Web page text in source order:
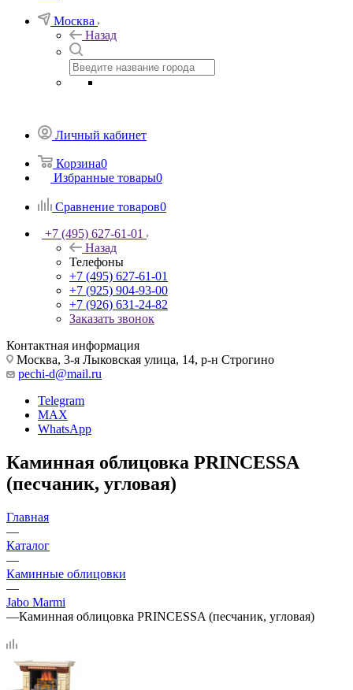
Москва
Назад
Личный кабинет
Корзина0
Избранные товары0
Сравнение товаров0
+7 (495) 627-61-01
Назад
Телефоны
+7 (495) 627-61-01
+7 (925) 904-93-00
+7 (926) 631-24-82
Заказать звонок
Контактная информация
Москва, 3-я Лыковская улица, 14, р-н Строгино
pechi-d@mail.ru
Telegram
MAX
WhatsApp
Каминная облицовка PRINCESSA
(песчаник, угловая)
Главная
—
Каталог
—
Каминные облицовки
—
Jabo Marmi
—Каминная облицовка PRINCESSA (песчаник, угловая)